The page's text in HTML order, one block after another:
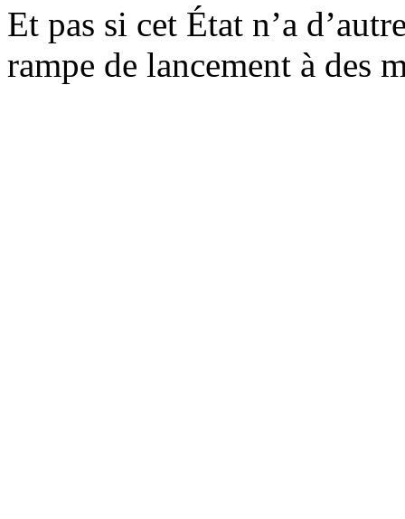
Et pas si cet État n’a
rampe de lancement à des